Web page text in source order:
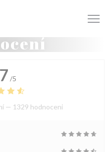
/5
— 1329 hodnoceni